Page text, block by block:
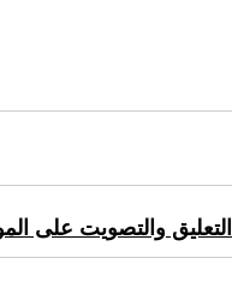
التعليق والتصويت على